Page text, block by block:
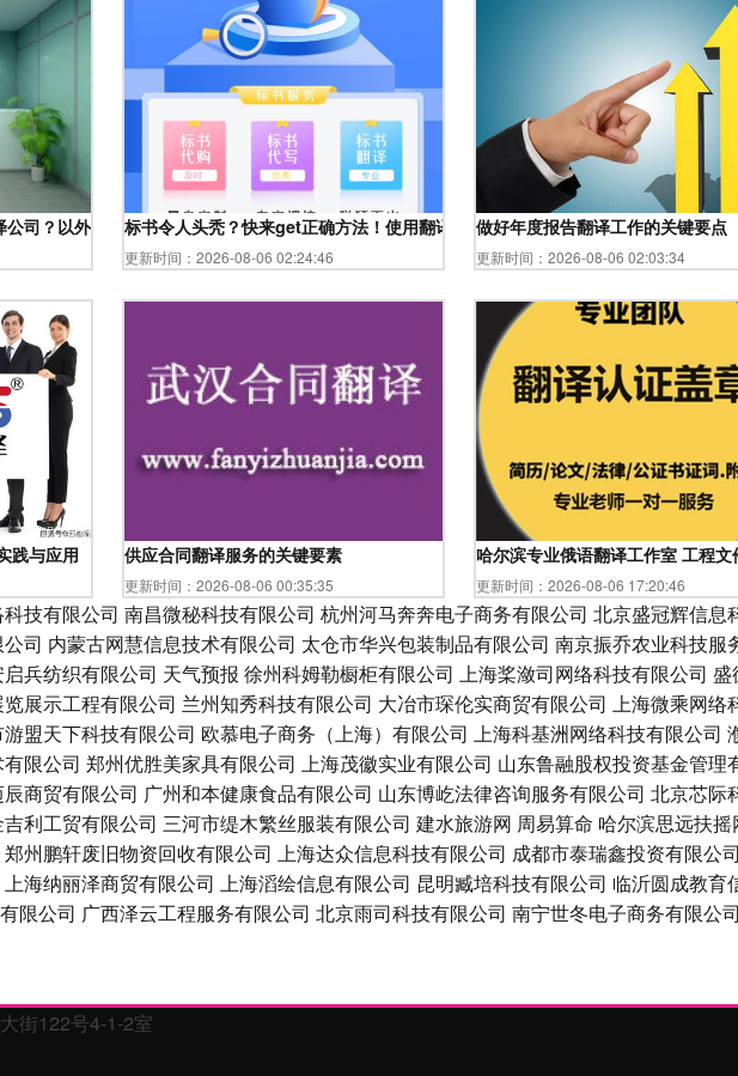
司？以外贸企业视角出发标书令人头秃？快来get正确方法！使用翻译服务的技巧
更新时间：2026-08-06 02:24:46
做好年度报告翻译工作的关键要点
更新时间：2026-08-06 02:03:34
践与应用 供应合同翻译服务的关键要素
更新时间：2026-08-06 00:35:35
哈尔滨专业俄语翻译工作室 工程
更新时间：2026-08-06 17:20:46
技有限公司 南昌微秘科技有限公司 杭州河马奔奔电子商务有限公司 北京盛冠辉信息
司 内蒙古网慧信息技术有限公司 太仓市华兴包装制品有限公司 南京振乔农业科技服
兵纺织有限公司 天气预报 徐州科姆勒橱柜有限公司 上海桨潋司网络科技有限公司 盛
展示工程有限公司 兰州知秀科技有限公司 大冶市琛伦实商贸有限公司 上海微乘网络
盟天下科技有限公司 欧慕电子商务（上海）有限公司 上海科基洲网络科技有限公司
限公司 郑州优胜美家具有限公司 上海茂徽实业有限公司 山东鲁融股权投资基金管理
商贸有限公司 广州和本健康食品有限公司 山东博屹法律咨询服务有限公司 北京芯际
利工贸有限公司 三河市缇木繁丝服装有限公司 建水旅游网 周易算命 哈尔滨思远扶
郑州鹏轩废旧物资回收有限公司 上海达众信息科技有限公司 成都市泰瑞鑫投资有限公司
上海纳丽泽商贸有限公司 上海滔绘信息有限公司 昆明臧培科技有限公司 临沂圆成教育
限公司 广西泽云工程服务有限公司 北京雨司科技有限公司 南宁世冬电子商务有限公司
街122号4-1-2室